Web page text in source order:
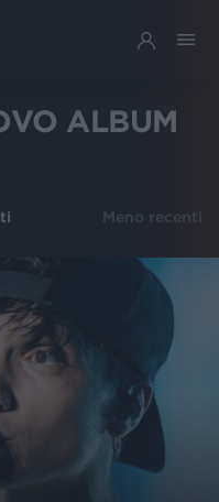
ALBUM
Meno recenti